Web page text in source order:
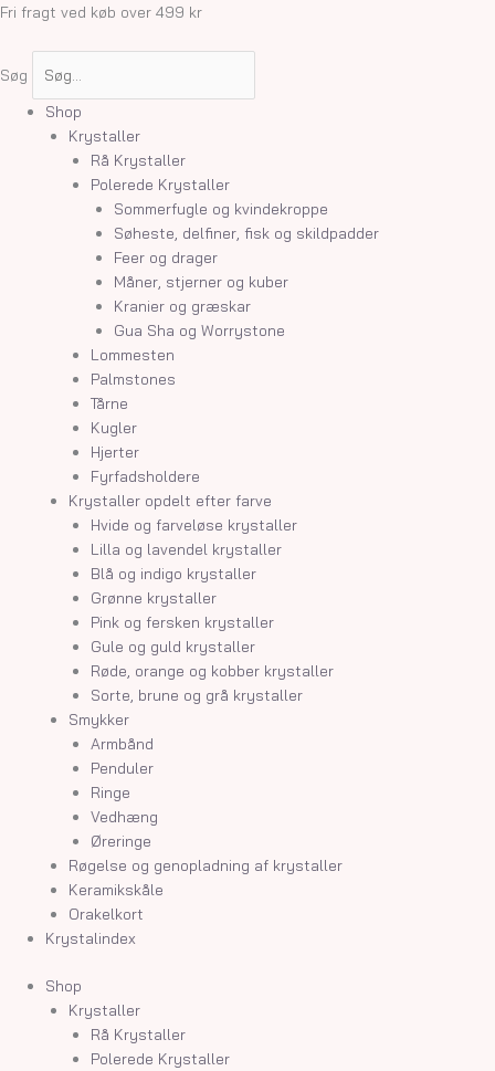
Gå
Fri fragt ved køb over 499 kr
Søg
Shop
Krystaller
Rå Krystaller
Polerede Krystaller
Sommerfugle og kvindekroppe
Søheste, delfiner, fisk og skildpadder
Feer og drager
Måner, stjerner og kuber
Kranier og græskar
Gua Sha og Worrystone
Lommesten
Palmstones
Tårne
Kugler
Hjerter
Fyrfadsholdere
Krystaller opdelt efter farve
Hvide og farveløse krystaller
Lilla og lavendel krystaller
Blå og indigo krystaller
Grønne krystaller
Pink og fersken krystaller
Gule og guld krystaller
Røde, orange og kobber krystaller
Sorte, brune og grå krystaller
Smykker
Armbånd
Penduler
Ringe
Vedhæng
Øreringe
Røgelse og genopladning af krystaller
Keramikskåle
Orakelkort
Krystalindex
Shop
Krystaller
Rå Krystaller
Polerede Krystaller